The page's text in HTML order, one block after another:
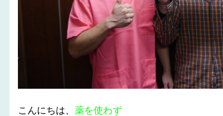
こんにちは、薬を使わず